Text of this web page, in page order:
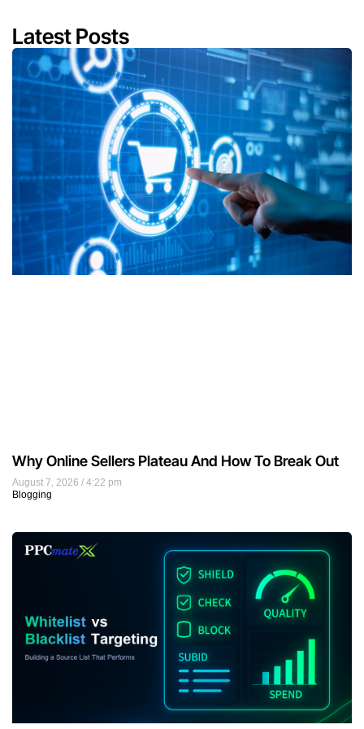
Latest Posts
August 7, 2026
4:22 pm
Blogging
Why Online Sellers Plateau And How To Break Out